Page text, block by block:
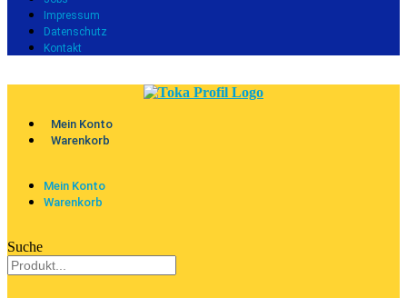
Impressum
Datenschutz
Kontakt
Mein Konto
Warenkorb
Mein Konto
Warenkorb
Suche